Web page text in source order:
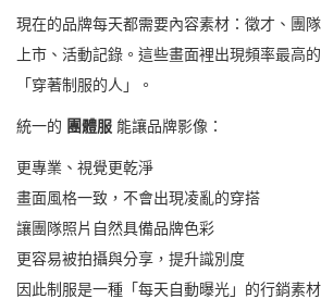
現在的品牌每天都需要內容素材：徵才、團
上市、活動記錄。這些畫面裡出現頻率最高
「穿著制服的人」。
統一的 團體服 能讓品牌影像：
更專業、視覺更乾淨
畫面風格一致，不會出現凌亂的穿搭
讓團隊照片自然具備品牌色彩
更容易被拍攝與分享，提升識別度
因此制服是一種「每天自動曝光」的行銷素